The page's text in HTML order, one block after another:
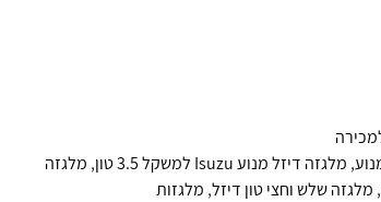
, מלגזה דיזל מנוע Isuzu למשקל 3.5 טון , מלגזה
, מלגזה שלש וחצי טון דיזל, מלגזות